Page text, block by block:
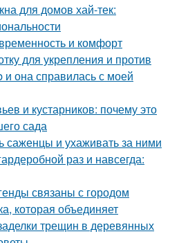
для домов хай-тек:
и комфорт
для укрепления и против
она справилась с моей
и кустарников: почему это
сада
саженцы и ухаживать за ними
раз и навсегда:
связаны с городом
которая объединяет
трещин в деревянных